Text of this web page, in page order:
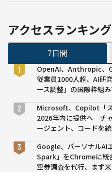
アクセスランキング
7日間
OpenAI、Anthropic、
従業員1000人超、AI研
ース調整」の国際枠組
Microsoft、Copilot「
2026年内に提供へ チ
ージェント、コードを
Google、パーソナルAI
Spark」をChromeに
空券調査を代行、まず